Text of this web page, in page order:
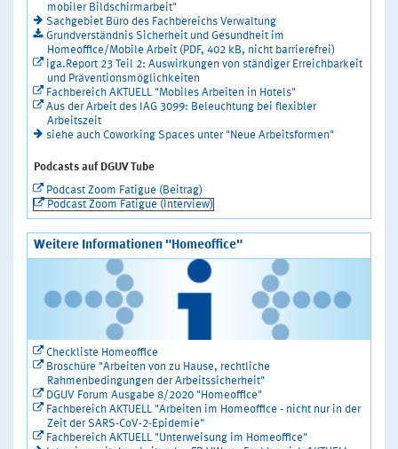
mobiler Bildschirmarbeit"
Sachgebiet Büro des Fachbereichs Verwaltung
Grundverständnis Sicherheit und Gesundheit im
Homeoffice/Mobile Arbeit (PDF, 402 kB, nicht barrierefrei)
iga.Report 23 Teil 2: Auswirkungen von ständiger Erreichbarkeit
und Präventionsmöglichkeiten
Fachbereich AKTUELL "Mobiles Arbeiten in Hotels"
Aus der Arbeit des IAG 3099: Beleuchtung bei flexibler
Arbeitszeit
siehe auch Coworking Spaces unter "Neue Arbeitsformen"
Podcasts auf DGUV Tube
Podcast Zoom Fatigue (Beitrag)
Podcast Zoom Fatigue (Interview)
Weitere Informationen "Homeoffice"
Checkliste Homeoffice
Broschüre "Arbeiten von zu Hause, rechtliche
Rahmenbedingungen der Arbeitssicherheit"
DGUV Forum Ausgabe 8/2020 "Homeoffice"
Fachbereich AKTUELL "Arbeiten im Homeoffice - nicht nur in der
Zeit der SARS-CoV-2-Epidemie"
Fachbereich AKTUELL "Unterweisung im Homeoffice"